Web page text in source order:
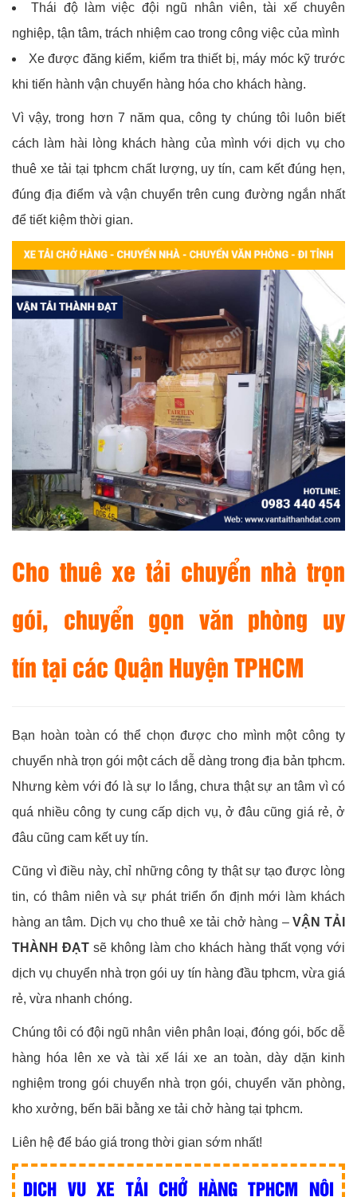
Thái độ làm việc đội ngũ nhân viên, tài xế chuyên
nghiệp, tận tâm, trách nhiệm cao trong công việc của mình
Xe được đăng kiểm, kiểm tra thiết bị, máy móc kỹ trước
khi tiến hành vận chuyển hàng hóa cho khách hàng.
Vì vậy, trong hơn 7 năm qua, công ty chúng tôi luôn biết
cách làm hài lòng khách hàng của mình với dịch vụ cho
thuê xe tải tại tphcm chất lượng, uy tín, cam kết đúng hẹn,
đúng địa điểm và vận chuyển trên cung đường ngắn nhất
để tiết kiệm thời gian.
Cho thuê xe tải chuyển nhà trọn
gói, chuyển gọn văn phòng uy
tín tại các Quận Huyện TPHCM
Bạn hoàn toàn có thể chọn được cho mình một công ty
chuyển nhà trọn gói một cách dễ dàng trong địa bản tphcm.
Nhưng kèm với đó là sự lo lắng, chưa thật sự an tâm vì có
quá nhiều công ty cung cấp dịch vụ, ở đâu cũng giá rẻ, ở
đâu cũng cam kết uy tín.
Cũng vì điều này, chỉ những công ty thật sự tạo được lòng
tin, có thâm niên và sự phát triển ổn định mới làm khách
hàng an tâm. Dịch vụ cho thuê xe tải chở hàng –VẬN TẢI
THÀNH ĐẠT sẽ không làm cho khách hàng thất vọng với
dịch vụ chuyển nhà trọn gói uy tín hàng đầu tphcm, vừa giá
rẻ, vừa nhanh chóng.
Chúng tôi có đội ngũ nhân viên phân loại, đóng gói, bốc dễ
hàng hóa lên xe và tài xế lái xe an toàn, dày dặn kinh
nghiệm trong gói chuyển nhà trọn gói, chuyển văn phòng,
kho xưởng, bến bãi bằng xe tải chở hàng tại tphcm.
Liên hệ để báo giá trong thời gian sớm nhất!
DỊCH VỤ XE TẢI CHỞ HÀNG TPHCM NỘI